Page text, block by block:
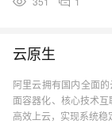
云原生
阿里云拥有国内全面
面容器化、核心技术
高效上云，实现系统稳